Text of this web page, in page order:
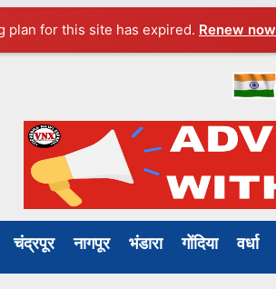
plan for this site has expired. Renew now
चंद्रपूर नागपूर भंडारा गोंदिया वर्धा